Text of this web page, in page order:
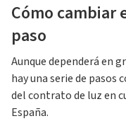
Cómo cambiar
paso
Aunque dependerá en
hay una serie de
del contrato de luz en
España.